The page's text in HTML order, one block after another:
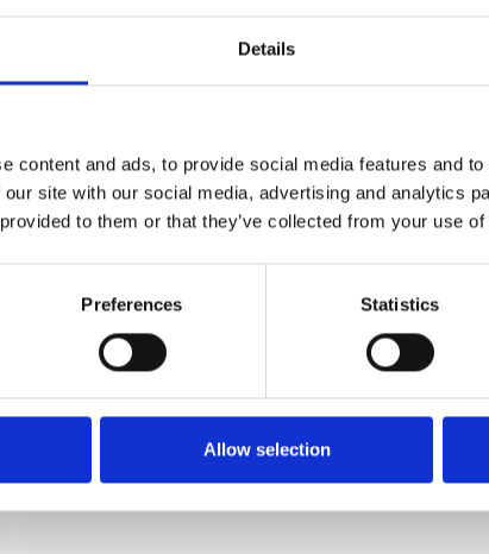
Details
content and ads, to provide social media features and
site with our social media, advertising and analytics
to them or that they’ve collected from your use
Preferences Statistics
Allow selection
Møbelgreb - Poleret nikkel - Model C10190 - CC
192 mm
Enrico Cassina